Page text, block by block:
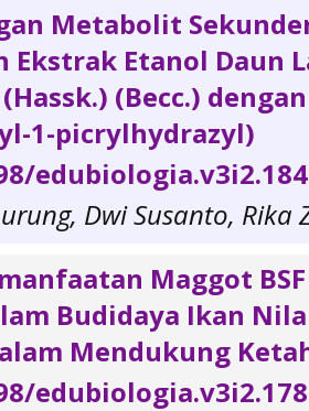
Metabolit
Ekstrak Etanol Daun
(Becc.)
1-picrylhydrazyl)
Dwi Susanto, Rika
Maggot
Budidaya Ikan
Mendukung